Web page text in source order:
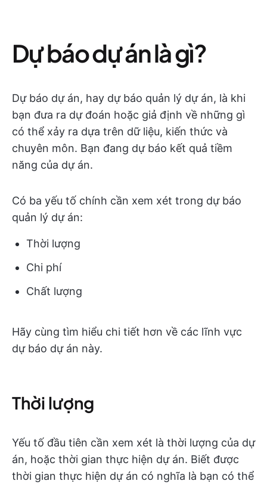
Dự báo dự án là gì?
Dự báo dự án, hay dự báo quản lý dự án, là khi
bạn đưa ra dự đoán hoặc giả định về những gì
có thể xảy ra dựa trên dữ liệu, kiến thức và
chuyên môn. Bạn đang dự báo kết quả tiềm
năng của dự án.
Có ba yếu tố chính cần xem xét trong dự báo
quản lý dự án:
Thời lượng
Chi phí
Chất lượng
Hãy cùng tìm hiểu chi tiết hơn về các lĩnh vực
dự báo dự án này.
Thời lượng
Yếu tố đầu tiên cần xem xét là thời lượng của dự
án, hoặc thời gian thực hiện dự án. Biết được
thời gian thực hiện dự án có nghĩa là bạn có thể